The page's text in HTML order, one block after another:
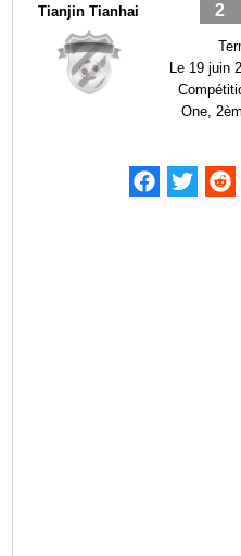
Tianjin Tianhai 2
Le 19 juin
One,